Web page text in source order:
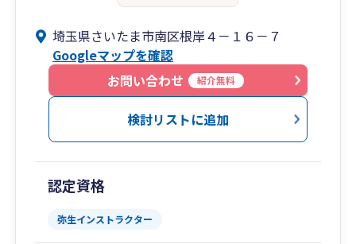
埼玉県さいたま市南区根岸４－１６－７
Googleマップを確認
お問い合わせ
紹介無料
検討リストに追加
認定資格
弥生インストラクター